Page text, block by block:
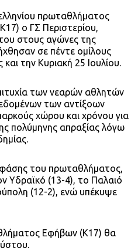
πρωταθλήματος
ο ΓΣ Περιστερίου,
στους αγώνες της
σε πέντε ομίλους
την Κυριακή 25 Ιουλίου.
των νεαρών αθλητών
των αντίξοων
χώρου και χρόνου για
πολύμηνης απραξίας λόγω
φάσης του πρωταθλήματος,
Υδραϊκό (13-4), το Παλαιό
(12-2), ενώ υπέκυψε
Εφήβων (Κ17) θα